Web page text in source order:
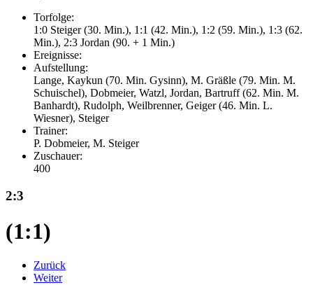
Torfolge:
1:0 Steiger (30. Min.), 1:1 (42. Min.), 1:2 (59. Min.), 1:3 (62.
Min.), 2:3 Jordan (90. + 1 Min.)
Ereignisse:
Aufstellung:
Lange, Kaykun (70. Min. Gysinn), M. Gräßle (79. Min. M.
Schuischel), Dobmeier, Watzl, Jordan, Bartruff (62. Min. M.
Banhardt), Rudolph, Weilbrenner, Geiger (46. Min. L.
Wiesner), Steiger
Trainer:
P. Dobmeier, M. Steiger
Zuschauer:
400
2:3
(1:1)
Zurück
Weiter